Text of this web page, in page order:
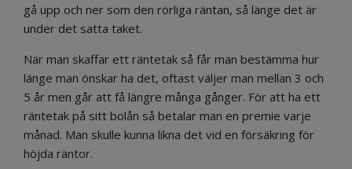
gå upp och ner som den rörliga räntan, så länge det är
under det satta taket.
När man skaffar ett räntetak så får man bestämma hur
länge man önskar ha det, oftast väljer man mellan 3 och
5 år men går att få längre många gånger. För att ha ett
räntetak på sitt bolån så betalar man en premie varje
månad. Man skulle kunna likna det vid en försäkring för
höjda räntor.